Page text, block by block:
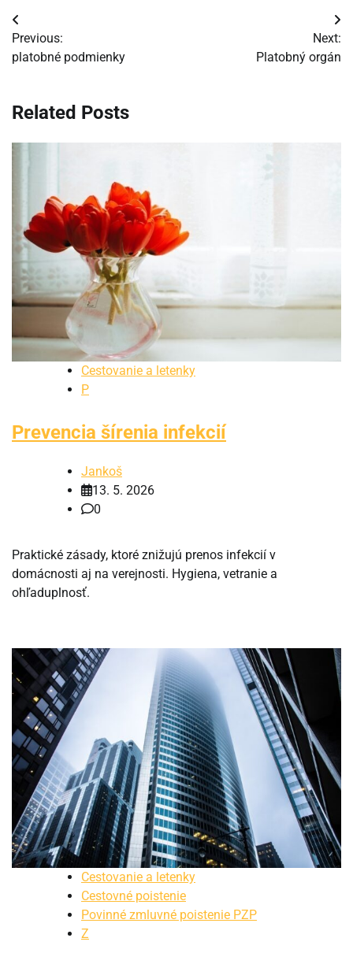
Navigácia
v
Previous:
platobné podmienky
Next:
Platobný orgán
Related Posts
Cestovanie a letenky
P
Prevencia šírenia infekcií
Jankoš
13. 5. 2026
0
Praktické zásady, ktoré znižujú prenos infekcií v
domácnosti aj na verejnosti. Hygiena, vetranie a
ohľaduplnosť.
Cestovanie a letenky
Cestovné poistenie
Povinné zmluvné poistenie PZP
Z